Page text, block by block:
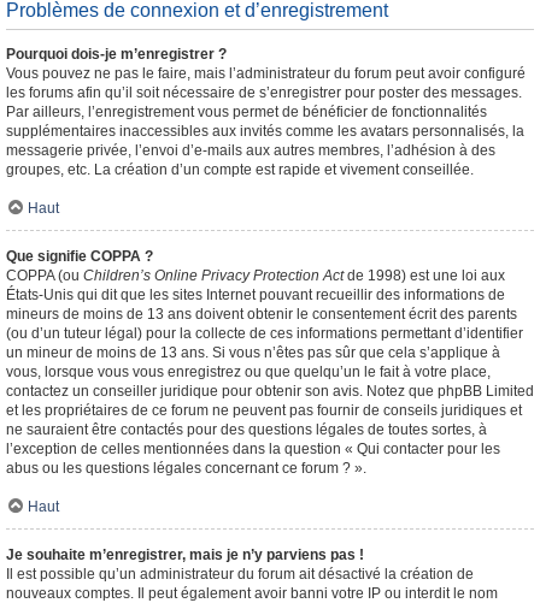
Problèmes de connexion et d’enregistrement
Pourquoi dois-je m’enregistrer ?
Vous pouvez ne pas le faire, mais l’administrateur du forum peut avoir configuré
les forums afin qu’il soit nécessaire de s’enregistrer pour poster des messages.
Par ailleurs, l’enregistrement vous permet de bénéficier de fonctionnalités
supplémentaires inaccessibles aux invités comme les avatars personnalisés, la
messagerie privée, l’envoi d’e-mails aux autres membres, l’adhésion à des
groupes, etc. La création d’un compte est rapide et vivement conseillée.
Haut
Que signifie COPPA ?
COPPA (ou Children’s Online Privacy Protection Actde 1998) est une loi aux
États-Unis qui dit que les sites Internet pouvant recueillir des informations de
mineurs de moins de 13 ans doivent obtenir le consentement écrit des parents
(ou d’un tuteur légal) pour la collecte de ces informations permettant d’identifier
un mineur de moins de 13 ans. Si vous n’êtes pas sûr que cela s’applique à
vous, lorsque vous vous enregistrez ou que quelqu’un le fait à votre place,
contactez un conseiller juridique pour obtenir son avis. Notez que phpBB Limited
et les propriétaires de ce forum ne peuvent pas fournir de conseils juridiques et
ne sauraient être contactés pour des questions légales de toutes sortes, à
l’exception de celles mentionnées dans la question « Qui contacter pour les
abus ou les questions légales concernant ce forum ? ».
Haut
Je souhaite m’enregistrer, mais je n’y parviens pas !
Il est possible qu’un administrateur du forum ait désactivé la création de
nouveaux comptes. Il peut également avoir banni votre IP ou interdit le nom